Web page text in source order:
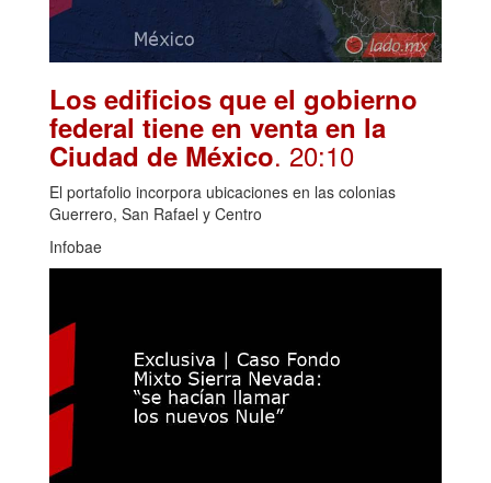
Los edificios que el gobierno
federal tiene en venta en la
Ciudad de México. 20:10
El portafolio incorpora ubicaciones en las colonias
Guerrero, San Rafael y Centro
Infobae